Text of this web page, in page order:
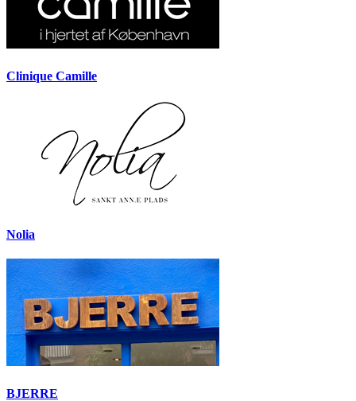
Clinique Camille
Nolia
BJERRE